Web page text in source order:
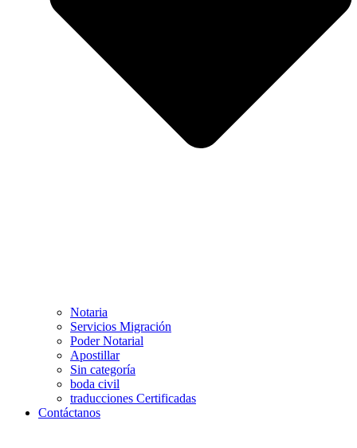
Notaria
Servicios Migración
Poder Notarial
Apostillar
Sin categoría
boda civil
traducciones Certificadas
Contáctanos